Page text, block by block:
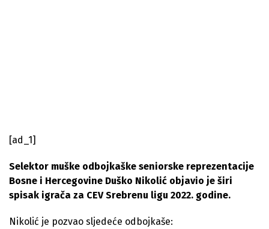
[ad_1]
Selektor muške odbojkaške seniorske reprezentacije
Bosne i Hercegovine Duško Nikolić objavio je širi
spisak igrača za CEV Srebrenu ligu 2022. godine.
Nikolić je pozvao sljedeće odbojkaše: